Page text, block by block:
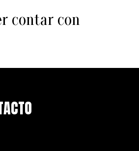
contar con